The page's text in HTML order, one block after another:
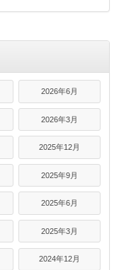
2026年6月
2026年3月
2025年12月
2025年9月
2025年6月
2025年3月
2024年12月